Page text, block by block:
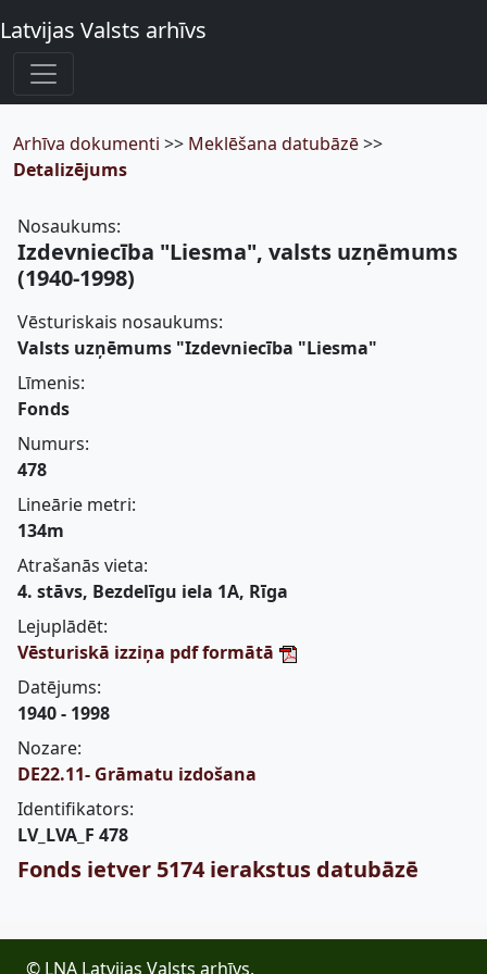
Latvijas Valsts arhīvs
Arhīva dokumenti >> Meklēšana datubāzē>>
Detalizējums
Nosaukums:
Izdevniecība "Liesma", valsts uzņēmums
(1940-1998)
Vēsturiskais nosaukums:
Valsts uzņēmums "Izdevniecība "Liesma"
Līmenis:
Fonds
Numurs:
478
Lineārie metri:
134m
Atrašanās vieta:
4. stāvs, Bezdelīgu iela 1A, Rīga
Lejuplādēt:
Vēsturiskā izziņa pdf formātā
Datējums:
1940 - 1998
Nozare:
DE22.11- Grāmatu izdošana
Identifikators:
LV_LVA_F 478
Fonds ietver 5174 ierakstus datubāzē
© LNA Latvijas Valsts arhīvs,